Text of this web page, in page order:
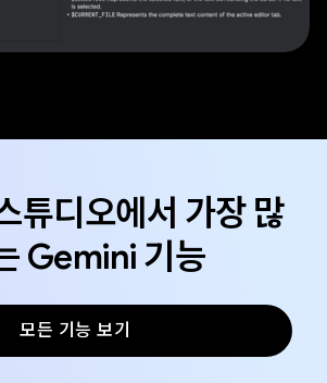
디오에서 가장 많
Gemini 기능
모든 기능 보기